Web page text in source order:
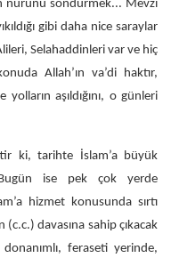
nurunu söndürmek... Mevzi
gibi daha nice saraylar
Selahaddinleri var ve hiç
Allah’ın va’di haktır,
yolların aşıldığını, o günleri
ki, tarihte İslam’a büyük
ise pek çok yerde
hizmet konusunda sırtı
(c.c.) davasına sahip çıkacak
feraseti yerinde,